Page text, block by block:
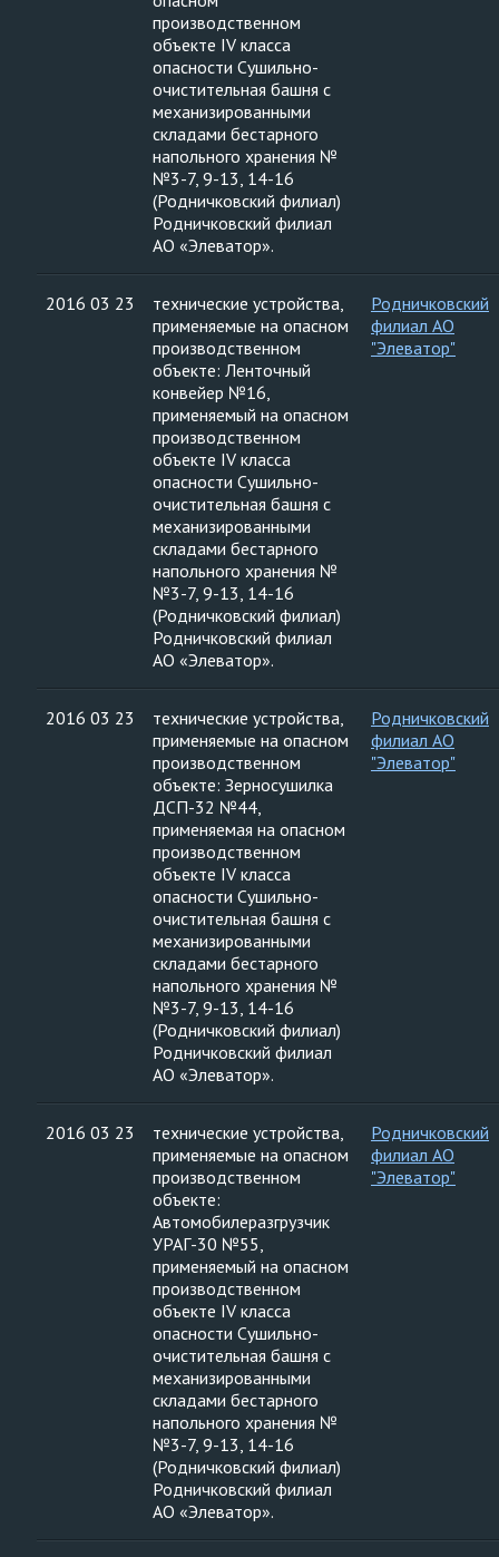
производственном
объекте IV класса
опасности Сушильно-
очистительная башня с
механизированными
складами бестарного
напольного хранения №
№3-7, 9-13, 14-16
(Родничковский филиал)
Родничковский филиал
АО «Элеватор».
2016 03 23
технические устройства,
применяемые на опасном
производственном
объекте: Ленточный
конвейер №16,
применяемый на опасном
производственном
объекте IV класса
опасности Сушильно-
очистительная башня с
механизированными
складами бестарного
напольного хранения №
№3-7, 9-13, 14-16
(Родничковский филиал)
Родничковский филиал
АО «Элеватор».
Родничковский
филиал АО
"Элеватор"
2016 03 23
технические устройства,
применяемые на опасном
производственном
объекте: Зерносушилка
ДСП-32 №44,
применяемая на опасном
производственном
объекте IV класса
опасности Сушильно-
очистительная башня с
механизированными
складами бестарного
напольного хранения №
№3-7, 9-13, 14-16
(Родничковский филиал)
Родничковский филиал
АО «Элеватор».
Родничковский
филиал АО
"Элеватор"
2016 03 23
технические устройства,
применяемые на опасном
производственном
объекте:
Автомобилеразгрузчик
УРАГ-30 №55,
применяемый на опасном
производственном
объекте IV класса
опасности Сушильно-
очистительная башня с
механизированными
складами бестарного
напольного хранения №
№3-7, 9-13, 14-16
(Родничковский филиал)
Родничковский филиал
АО «Элеватор».
Родничковский
филиал АО
"Элеватор"